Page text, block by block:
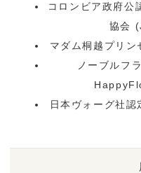
コロンビア政府公
協会
マダム桐越プリン
ノーブルフ
日本ヴォーグ社認